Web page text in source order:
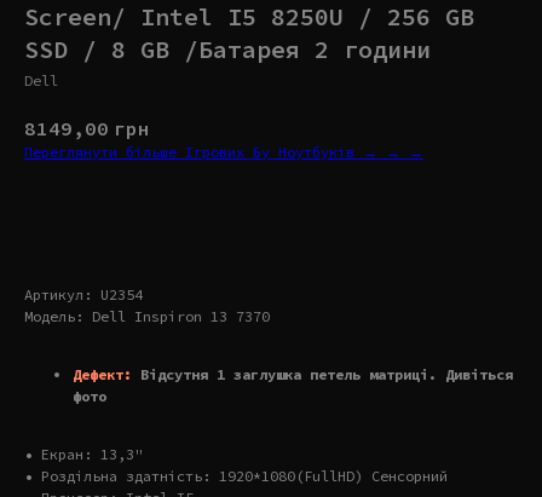
Screen/ Intel I5 8250U / 256 GB
SSD / 8 GB /Батарея 2 години
Dell
8149,00 грн
Переглянути більше Ігрових Бу Ноутбуків → → →
Артикул: U2354
Модель: Dell Inspiron 13 7370
Дефект:
Відсутня 1 заглушка петель матриці. Дивіться
фото
• Екран: 13,3"
• Роздільна здатність: 1920*1080(FullHD) Сенсорний